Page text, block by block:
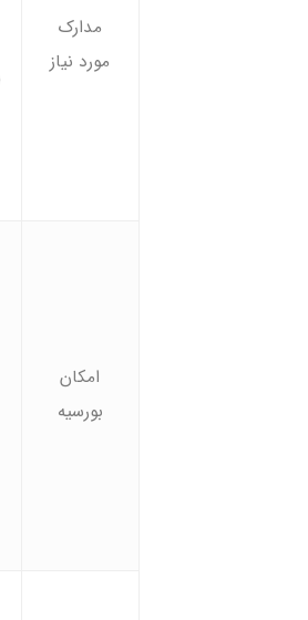
مدارک
مورد نیاز
امکان
بورسیه